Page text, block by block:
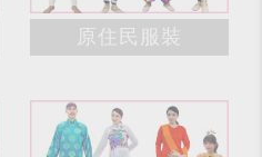
原住民服裝